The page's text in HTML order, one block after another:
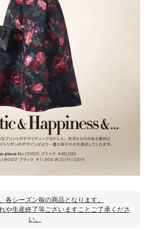
各シーズン毎の商品となります。
や生産終了等ございますことご了承くださ
い。